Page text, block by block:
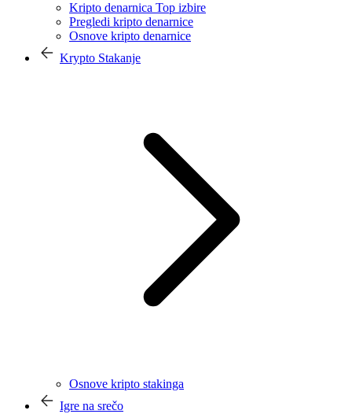
Kripto denarnica Top izbire
Pregledi kripto denarnice
Osnove kripto denarnice
Krypto Stakanje
Osnove kripto stakinga
Igre na srečo